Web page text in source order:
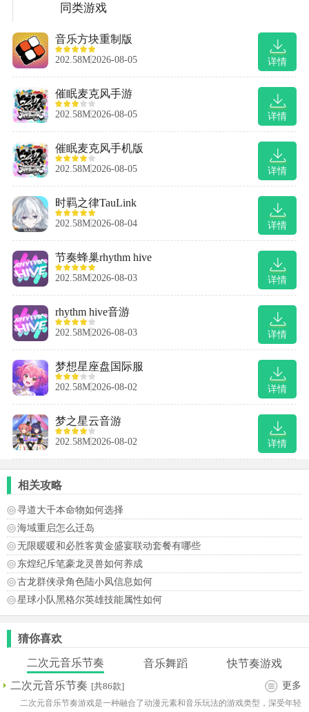
同类游戏
详情
音乐方块重制版
202.58M 2026-08-05
详情
催眠麦克风手游
202.58M 2026-08-05
详情
催眠麦克风手机版
202.58M 2026-08-05
详情
时羁之律TauLink
202.58M 2026-08-04
详情
节奏蜂巢rhythm hive
202.58M 2026-08-03
详情
rhythm hive音游
202.58M 2026-08-03
详情
梦想星座盘国际服
202.58M 2026-08-02
详情
梦之星云音游
202.58M 2026-08-02
相关攻略
寻道大千本命物如何选择
海域重启怎么迁岛
无限暖暖和必胜客黄金盛宴联动套餐有哪些
东煌纪斥笔豪龙灵兽如何养成
古龙群侠录角色陆小凤信息如何
星球小队黑格尔英雄技能属性如何
猜你喜欢
二次元音乐节奏 音乐舞蹈
快节奏游戏
二次元音乐节奏 [共86款] 更多
二次元音乐节奏游戏是一种融合了动漫元素和音乐玩法的游戏类型，深受年轻